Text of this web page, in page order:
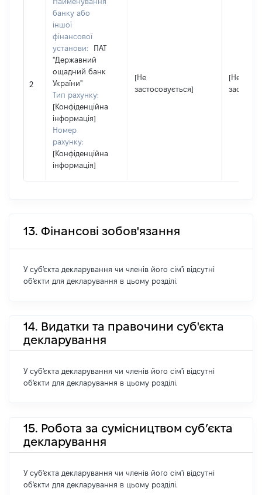
2
банку або
іншої
фінансової
установи:
ПАТ
"Державний
ощадний банк
України"
Тип рахунку:
[Конфіденційна
інформація]
Номер
рахунку:
[Конфіденційна
інформація]
[Не
застосовується]
[Не
13. Фінансові зобов'язання
У суб'єкта декларування чи членів його сім'ї відсутні
об'єкти для декларування в цьому розділі.
14. Видатки та правочини суб'єкта
декларування
У суб'єкта декларування чи членів його сім'ї відсутні
об'єкти для декларування в цьому розділі.
15. Робота за сумісництвом суб’єкта
декларування
У суб'єкта декларування чи членів його сім'ї відсутні
об'єкти для декларування в цьому розділі.